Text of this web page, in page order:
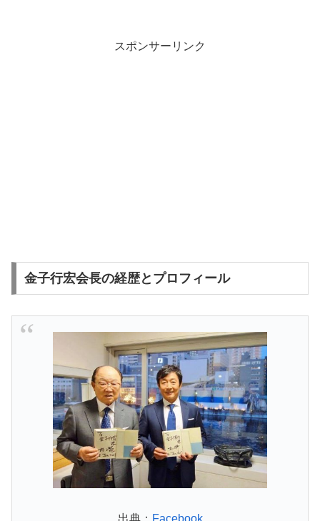
スポンサーリンク
金子行宏会長の経歴とプロフィール
出典： Facebook